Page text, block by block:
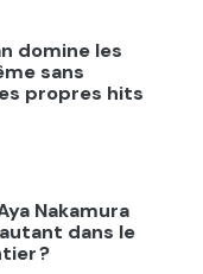
domine les
sans
propres hits
Nakamura
dans le
?